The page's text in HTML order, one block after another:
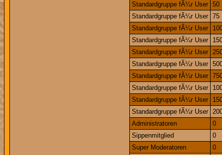
Standardgruppe fÃ¼r User
50
Standardgruppe fÃ¼r User
75
Standardgruppe fÃ¼r User
Standardgruppe fÃ¼r User
Standardgruppe fÃ¼r User
Standardgruppe fÃ¼r User
Standardgruppe fÃ¼r User
Standardgruppe fÃ¼r User
Standardgruppe fÃ¼r User
Standardgruppe fÃ¼r User
Administratoren
0
Sippenmitglied
0
Super Moderatoren
0